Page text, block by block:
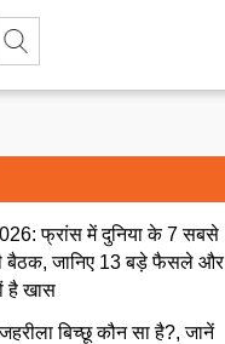
फ्रांस में दुनिया के 7 सबसे
बैठक, जानिए 13 बड़े फैसले और
है खास
बिच्छू कौन सा है?, जानें